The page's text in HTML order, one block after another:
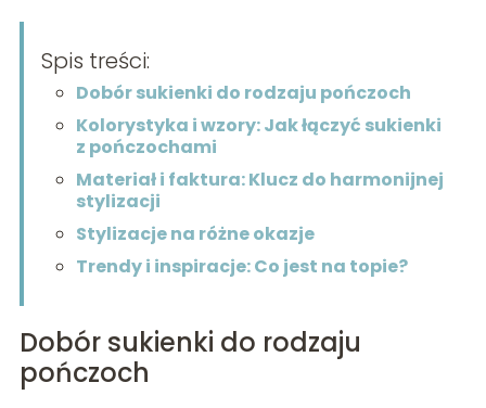
Spis treści:
Dobór sukienki do rodzaju pończoch
Kolorystyka i wzory: Jak łączyć sukienki
z pończochami
Materiał i faktura: Klucz do harmonijnej
stylizacji
Stylizacje na różne okazje
Trendy i inspiracje: Co jest na topie?
Dobór sukienki do rodzaju
pończoch